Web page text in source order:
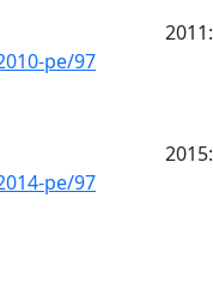
pe/97
2011:
pe/97
2015: